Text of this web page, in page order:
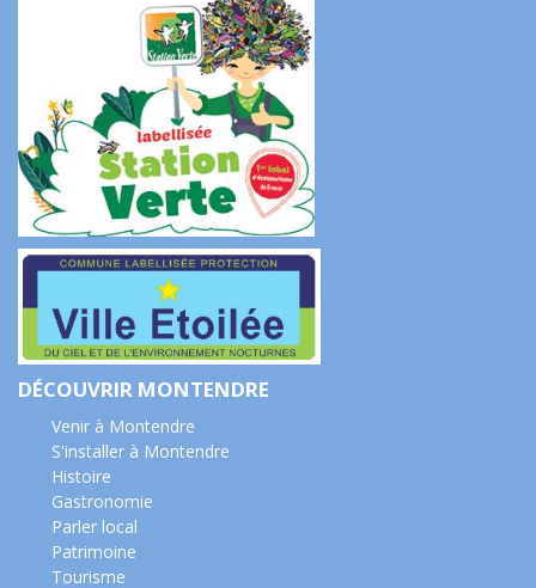
DÉCOUVRIR MONTENDRE
Venir à Montendre
S'installer à Montendre
Histoire
Gastronomie
Parler local
Patrimoine
Tourisme